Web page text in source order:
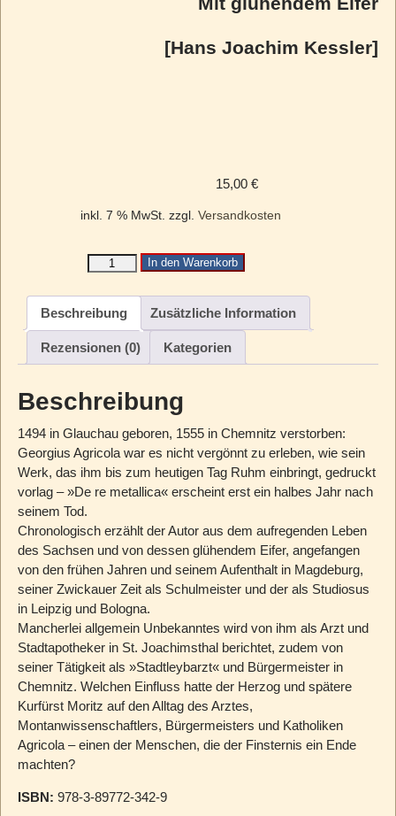
[Hans Joachim Kessler]
15,00 €
inkl. 7 % MwSt. zzgl. Versandkosten
In den Warenkorb
Beschreibung Zusätzliche Information
Rezensionen (0) Kategorien
Beschreibung
1494 in Glauchau geboren, 1555 in Chemnitz verstorben:
Georgius Agricola war es nicht vergönnt zu erleben, wie sein
Werk, das ihm bis zum heutigen Tag Ruhm einbringt, gedruckt
vorlag – »De re metallica« erscheint erst ein halbes Jahr nach
seinem Tod.
Chronologisch erzählt der Autor aus dem aufregenden Leben
des Sachsen und von dessen glühendem Eifer, angefangen
von den frühen Jahren und seinem Aufenthalt in Magdeburg,
seiner Zwickauer Zeit als Schulmeister und der als Studiosus
in Leipzig und Bologna.
Mancherlei allgemein Unbekanntes wird von ihm als Arzt und
Stadtapotheker in St. Joachimsthal berichtet, zudem von
seiner Tätigkeit als »Stadtleybarzt« und Bürgermeister in
Chemnitz. Welchen Einfluss hatte der Herzog und spätere
Kurfürst Moritz auf den Alltag des Arztes,
Montanwissenschaftlers, Bürgermeisters und Katholiken
Agricola – einen der Menschen, die der Finsternis ein Ende
machten?
ISBN: 978-3-89772-342-9